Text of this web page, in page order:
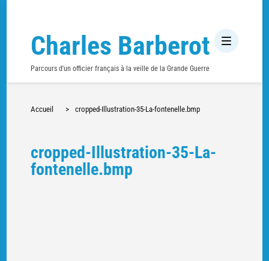
Charles Barberot
Parcours d'un officier français à la veille de la Grande Guerre
Accueil > cropped-Illustration-35-La-fontenelle.bmp
cropped-Illustration-35-La-
fontenelle.bmp